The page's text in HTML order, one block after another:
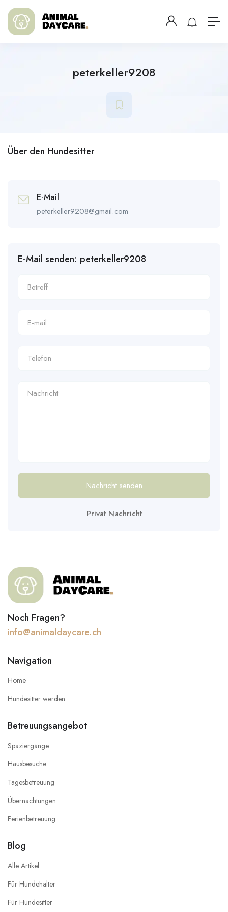
peterkeller9208
Über den Hundesitter
E-Mail
peterkeller9208@gmail.com
E-Mail senden: peterkeller9208
Nachricht senden
Privat Nachricht
Noch Fragen?
info@animaldaycare.ch
Navigation
Home
Hundesitter werden
Betreuungsangebot
Spaziergänge
Hausbesuche
Tagesbetreuung
Übernachtungen
Ferienbetreuung
Blog
Alle Artikel
Für Hundehalter
Für Hundesitter